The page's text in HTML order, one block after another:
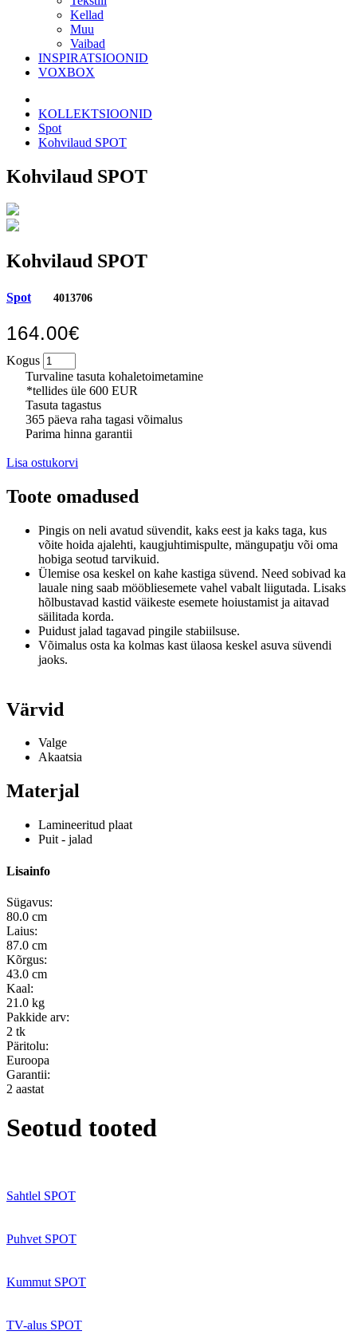
Kellad
Muu
Vaibad
INSPIRATSIOONID
VOXBOX
KOLLEKTSIOONID
Spot
Kohvilaud SPOT
Kohvilaud SPOT
Kohvilaud SPOT
Spot 4013706
164.00€
Kogus
Turvaline tasuta kohaletoimetamine
*tellides üle 600 EUR
Tasuta tagastus
365 päeva raha tagasi võimalus
Parima hinna garantii
Lisa ostukorvi
Toote omadused
Pingis on neli avatud süvendit, kaks eest ja kaks taga, kus
võite hoida ajalehti, kaugjuhtimispulte, mängupatju või oma
hobiga seotud tarvikuid.
Ülemise osa keskel on kahe kastiga süvend. Need sobivad ka
lauale ning saab mööbliesemete vahel vabalt liigutada. Lisaks
hõlbustavad kastid väikeste esemete hoiustamist ja aitavad
säilitada korda.
Puidust jalad tagavad pingile stabiilsuse.
Võimalus osta ka kolmas kast ülaosa keskel asuva süvendi
jaoks.
Värvid
Valge
Akaatsia
Materjal
Lamineeritud plaat
Puit - jalad
Lisainfo
Sügavus:
80.0 cm
Laius:
87.0 cm
Kõrgus:
43.0 cm
Kaal:
21.0 kg
Pakkide arv:
2 tk
Päritolu:
Euroopa
Garantii:
2 aastat
Seotud tooted
Sahtlel SPOT
Puhvet SPOT
Kummut SPOT
TV-alus SPOT